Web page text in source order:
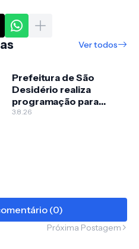
Ver todos
Prefeitura de São
Desidério realiza
programação para
celebrar o Dia do
3.8.26
(0)
Próxima Postagem